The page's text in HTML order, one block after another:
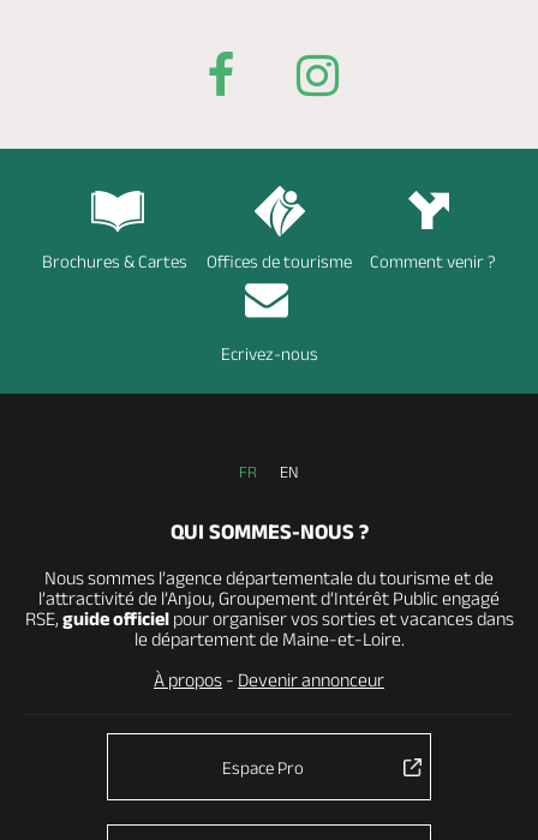
Brochures & Cartes Offices de tourisme Comment venir ?
Ecrivez-nous
FR EN
QUI SOMMES-NOUS ?
Nous sommes l’agence départementale du tourisme et de
l’attractivité de l’Anjou, Groupement d’Intérêt Public engagé
RSE, guide officielpour organiser vos sorties et vacances dans
le département de Maine-et-Loire.
À propos - Devenir annonceur
Espace Pro